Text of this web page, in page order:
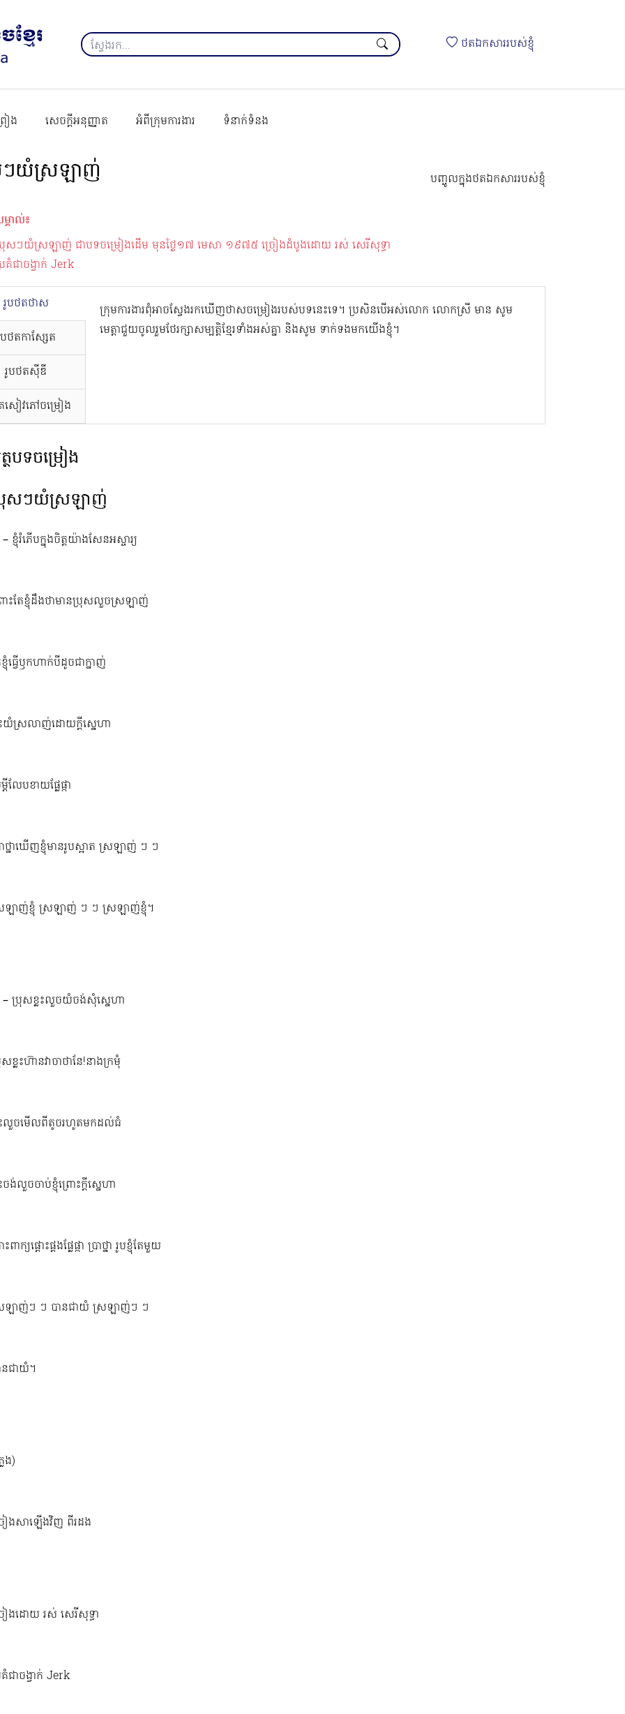
ថតឯកសាររបស់ខ្ញុំ
ៀង សេចក្ដីអនុញ្ញាត អំពីក្រុមការងារ ទំនាក់ទំនង
យំស្រឡាញ់ បញ្ចូលក្នុងថតឯកសាររបស់ខ្ញុំ
ាល់៖
សៗយំស្រឡាញ់ ជាបទចម្រៀងដេីម មុនថ្ងៃ១៧ មេសា ១៩៧៥ ច្រៀងដំបូងដោយ រស់ សេរីសុទ្ធា
គំជាចង្វាក់ Jerk
រូបថតថាស
ថតកាសែ្សត
រូបថតស៊ីឌី
សៀវភៅចម្រៀង
ក្រុមការងារពុំអាចស្វែងរកឃើញថាសចម្រៀងរបស់បទនេះទេ។ ប្រសិនបើអស់លោក លោកស្រី មាន សូម
មេត្តាជួយចូលរួមថែរក្សាសម្បត្តិខ្មែរទាំងអស់គ្នា និងសូម ទាក់ទងមកយើងខ្ញុំ។
ថបទចម្រៀង
សៗយំស្រឡាញ់
ខ្ញុំរំភើបក្នុងចិត្តយ៉ាងសែនអស្ចារ្យ
ោះតែខ្ញុំដឹងថាមានប្រុសលួចស្រឡាញ់
ញុំធ្វើឫកហាក់បីដូចជាក្នាញ់
ះយំស្រលាញ់ដោយក្តីស្នេហា
លែបខាយផ្លែផ្កា
ថ្នាឃើញខ្ញុំមានរូបស្អាត ស្រឡាញ់ ៗ ៗ
ឡាញ់ខ្ញុំ ស្រឡាញ់ ៗ ៗ ស្រឡាញ់ខ្ញុំ។
ប្រុសខ្លះលួចយំចង់សុំស្នេហា
ខ្លះហ៊ានវាចាថានែ!នាងក្រមុំ
ះលួចមើលពីតូចរហូតមកដល់ធំ
ចង់លួចចាប់ខ្ញុំព្រោះក្តីស្នេហា
ពាក្យផ្តោះផ្តងផ្លែផ្កា ប្រាថ្នា រូបខ្ញុំតែមួយ
ឡាញ់ៗ ៗ បានជាយំ ស្រឡាញ់ៗ ៗ
នជាយំ។
ង)
ៀងសាឡើងវិញ ពីរដង
ៀងដោយ រស់ សេរីសុទ្ធា
ជាចង្វាក់ Jerk